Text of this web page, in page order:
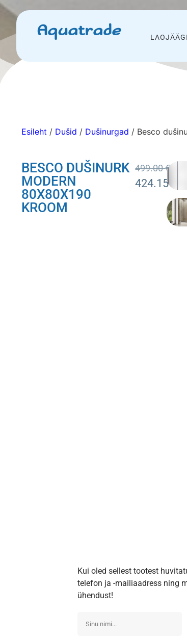
Aquatrade
Esileht / Dušid / Dušinurgad / Besco
BESCO DUŠINURK
MODERN
80X80X190
KROOM
499.00€
424.15
Kui oled sellest tootest
telefon ja -mailiaadress ning
ühendust!